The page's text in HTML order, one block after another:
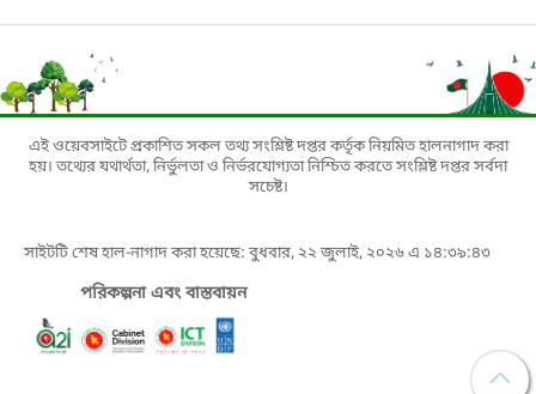
এই ওয়েবসাইটে প্রকাশিত সকল তথ্য সংশ্লিষ্ট দপ্তর কর্তৃক নিয়মিত হালনাগাদ করা
হয়। তথ্যের যথার্থতা, নির্ভুলতা ও নির্ভরযোগ্যতা নিশ্চিত করতে সংশ্লিষ্ট দপ্তর সর্বদা
সচেষ্ট।
সাইটটি শেষ হাল-নাগাদ করা হয়েছে: বুধবার, ২২ জুলাই, ২০২৬ এ ১৪:৩৯:৪৩
পরিকল্পনা এবং বাস্তবায়ন